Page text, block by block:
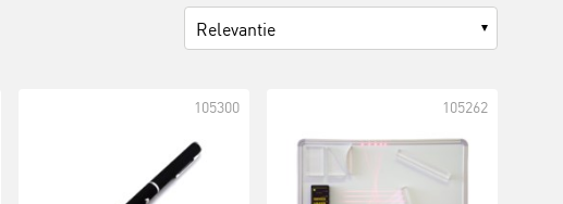
Relevantie
105300 105262